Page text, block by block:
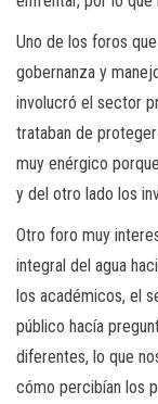
Uno de los foros
gobernanza y
involucró el sector
trataban de
muy enérgico
y del otro lado los
Otro foro muy
integral del agua
los académicos, el
público hacía
diferentes, lo que
cómo percibían los